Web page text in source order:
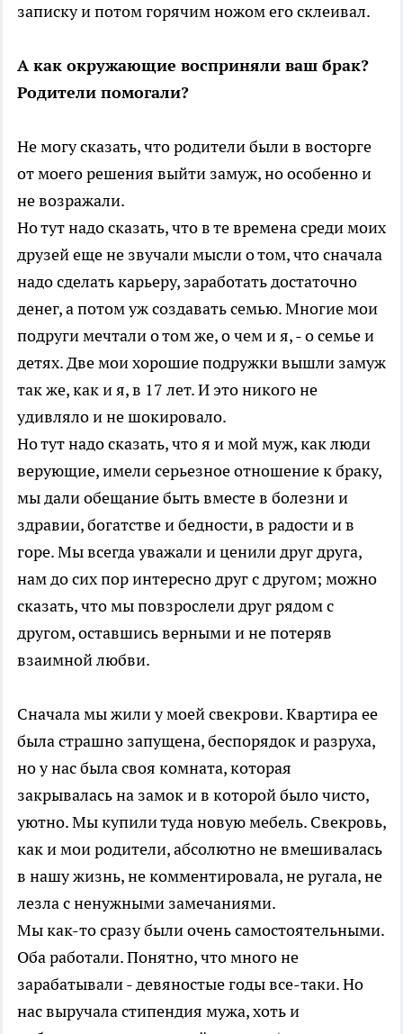
записку и потом горячим ножом его склеивал.
А как окружающие восприняли ваш брак?
Родители помогали?
Не могу сказать, что родители были в восторге
от моего решения выйти замуж, но особенно и
не возражали.
Но тут надо сказать, что в те времена среди моих
друзей еще не звучали мысли о том, что сначала
надо сделать карьеру, заработать достаточно
денег, а потом уж создавать семью. Многие мои
подруги мечтали о том же, о чем и я, - о семье и
детях. Две мои хорошие подружки вышли замуж
так же, как и я, в 17 лет. И это никого не
удивляло и не шокировало.
Но тут надо сказать, что я и мой муж, как люди
верующие, имели серьезное отношение к браку,
мы дали обещание быть вместе в болезни и
здравии, богатстве и бедности, в радости и в
горе. Мы всегда уважали и ценили друг друга,
нам до сих пор интересно друг с другом; можно
сказать, что мы повзрослели друг рядом с
другом, оставшись верными и не потеряв
взаимной любви.
Сначала мы жили у моей свекрови. Квартира ее
была страшно запущена, беспорядок и разруха,
но у нас была своя комната, которая
закрывалась на замок и в которой было чисто,
уютно. Мы купили туда новую мебель. Свекровь,
как и мои родители, абсолютно не вмешивалась
в нашу жизнь, не комментировала, не ругала, не
лезла с ненужными замечаниями.
Мы как-то сразу были очень самостоятельными.
Оба работали. Понятно, что много не
зарабатывали - девяностые годы все-таки. Но
нас выручала стипендия мужа, хоть и